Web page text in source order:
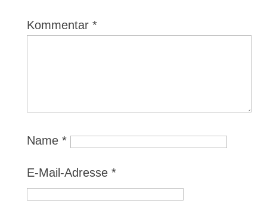
Kommentar *
Name *
E-Mail-Adresse *